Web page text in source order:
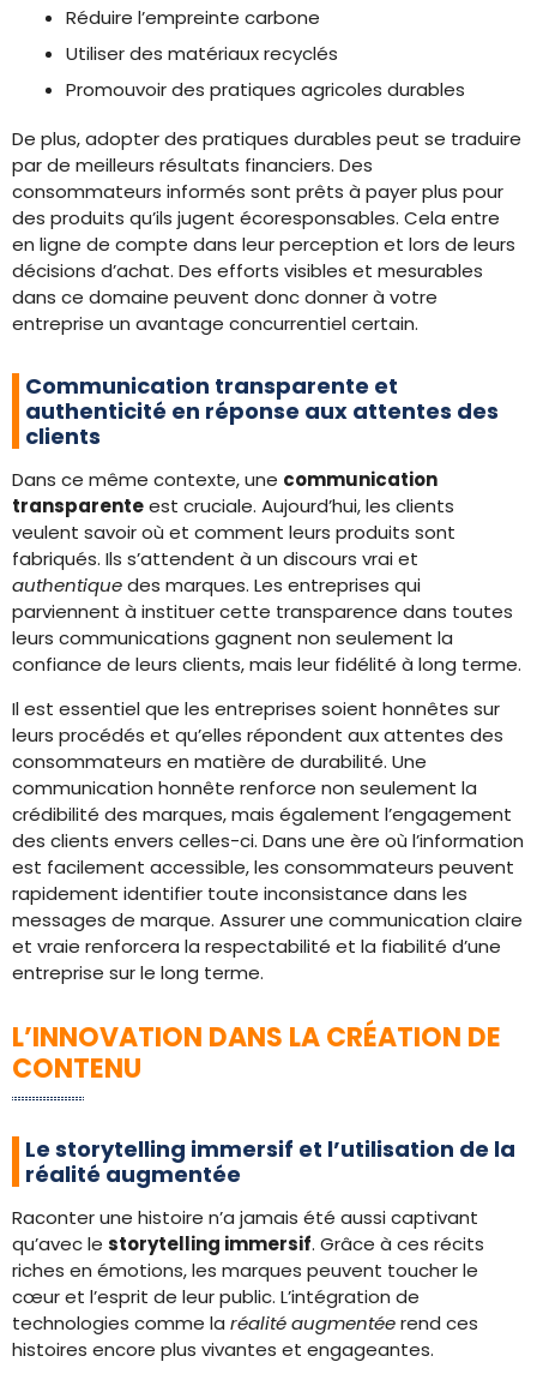
Réduire l’empreinte carbone
Utiliser des matériaux recyclés
Promouvoir des pratiques agricoles durables
De plus, adopter des pratiques durables peut se traduire
par de meilleurs résultats financiers. Des
consommateurs informés sont prêts à payer plus pour
des produits qu’ils jugent écoresponsables. Cela entre
en ligne de compte dans leur perception et lors de leurs
décisions d’achat. Des efforts visibles et mesurables
dans ce domaine peuvent donc donner à votre
entreprise un avantage concurrentiel certain.
Communication transparente et
authenticité en réponse aux attentes des
clients
Dans ce même contexte, une communication
transparenteest cruciale. Aujourd’hui, les clients
veulent savoir où et comment leurs produits sont
fabriqués. Ils s’attendent à un discours vrai et
authentiquedes marques. Les entreprises qui
parviennent à instituer cette transparence dans toutes
leurs communications gagnent non seulement la
confiance de leurs clients, mais leur fidélité à long terme.
Il est essentiel que les entreprises soient honnêtes sur
leurs procédés et qu’elles répondent aux attentes des
consommateurs en matière de durabilité. Une
communication honnête renforce non seulement la
crédibilité des marques, mais également l’engagement
des clients envers celles-ci. Dans une ère où l’information
est facilement accessible, les consommateurs peuvent
rapidement identifier toute inconsistance dans les
messages de marque. Assurer une communication claire
et vraie renforcera la respectabilité et la fiabilité d’une
entreprise sur le long terme.
L’INNOVATION DANS LA CRÉATION DE
CONTENU
Le storytelling immersif et l’utilisation de la
réalité augmentée
Raconter une histoire n’a jamais été aussi captivant
qu’avec le storytelling immersif. Grâce à ces récits
riches en émotions, les marques peuvent toucher le
cœur et l’esprit de leur public. L’intégration de
technologies comme la réalité augmentéerend ces
histoires encore plus vivantes et engageantes.